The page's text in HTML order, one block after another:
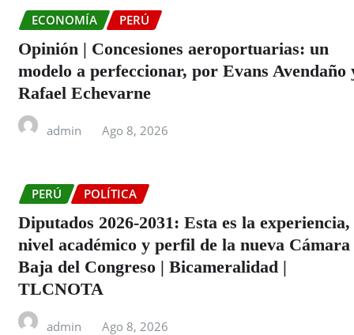
ECONOMÍA PERÚ
Opinión | Concesiones aeroportuarias: un
modelo a perfeccionar, por Evans Avendaño
Rafael Echevarne
admin Ago 8, 2026
PERÚ POLÍTICA
Diputados 2026-2031: Esta es la experiencia,
nivel académico y perfil de la nueva Cámara
Baja del Congreso | Bicameralidad |
TLCNOTA
admin Ago 8, 2026